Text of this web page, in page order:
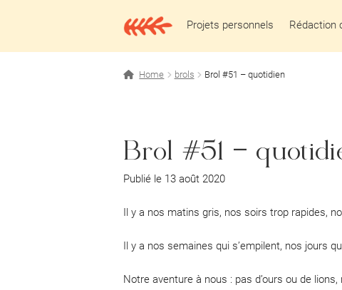
à
au
Projets personnels Rédaction
Home brols Brol #51 – quotidien
Brol #51 –
Publié le 13 août 2020
Il y a nos matins gris, nos soirs trop rapides,
Il y a nos semaines qui s’empilent, nos jours
Notre aventure à nous : pas d’ours ou de